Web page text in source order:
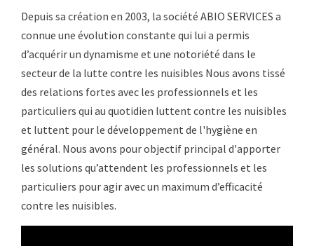
Depuis sa création en 2003, la société ABIO SERVICES a
connue une évolution constante qui lui a permis
d’acquérir un dynamisme et une notoriété dans le
secteur de la lutte contre les nuisibles Nous avons tissé
des relations fortes avec les professionnels et les
particuliers qui au quotidien luttent contre les nuisibles
et luttent pour le développement de l'hygiène en
général. Nous avons pour objectif principal d'apporter
les solutions qu’attendent les professionnels et les
particuliers pour agir avec un maximum d’efficacité
contre les nuisibles.